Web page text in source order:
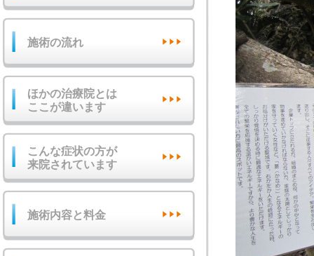
施術の流れ
ほかの治療院とは
ここが違います
こんな症状の方が
来院されています
施術内容と料金